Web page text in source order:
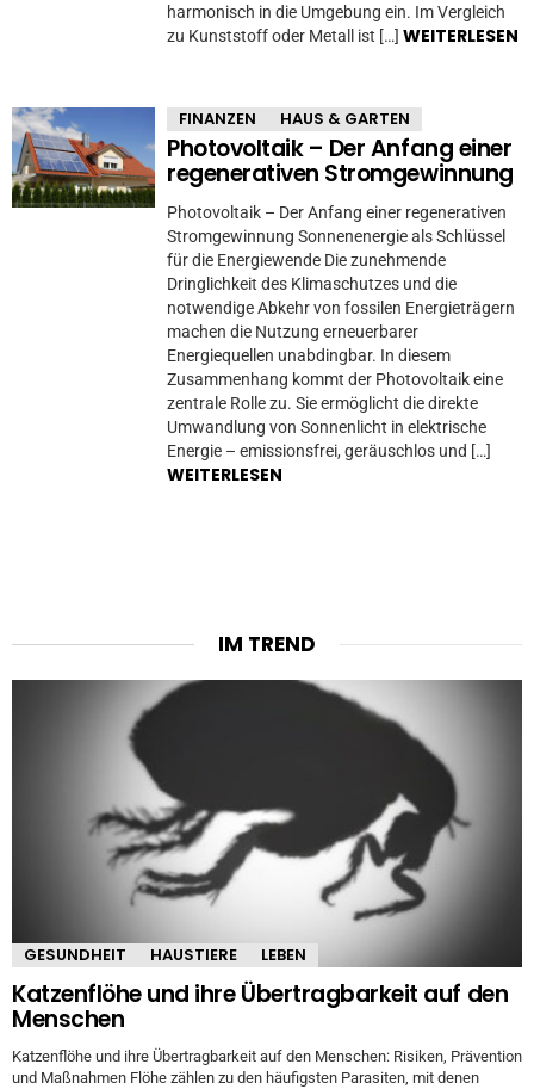
harmonisch in die Umgebung ein. Im Vergleich
zu Kunststoff oder Metall ist […] WEITERLESEN
FINANZEN HAUS & GARTEN
Photovoltaik – Der Anfang einer
regenerativen Stromgewinnung
Photovoltaik – Der Anfang einer regenerativen
Stromgewinnung Sonnenenergie als Schlüssel
für die Energiewende Die zunehmende
Dringlichkeit des Klimaschutzes und die
notwendige Abkehr von fossilen Energieträgern
machen die Nutzung erneuerbarer
Energiequellen unabdingbar. In diesem
Zusammenhang kommt der Photovoltaik eine
zentrale Rolle zu. Sie ermöglicht die direkte
Umwandlung von Sonnenlicht in elektrische
Energie – emissionsfrei, geräuschlos und […]
WEITERLESEN
IM TREND
GESUNDHEIT HAUSTIERE LEBEN
Katzenflöhe und ihre Übertragbarkeit auf den
Menschen
Katzenflöhe und ihre Übertragbarkeit auf den Menschen: Risiken, Prävention
und Maßnahmen Flöhe zählen zu den häufigsten Parasiten, mit denen